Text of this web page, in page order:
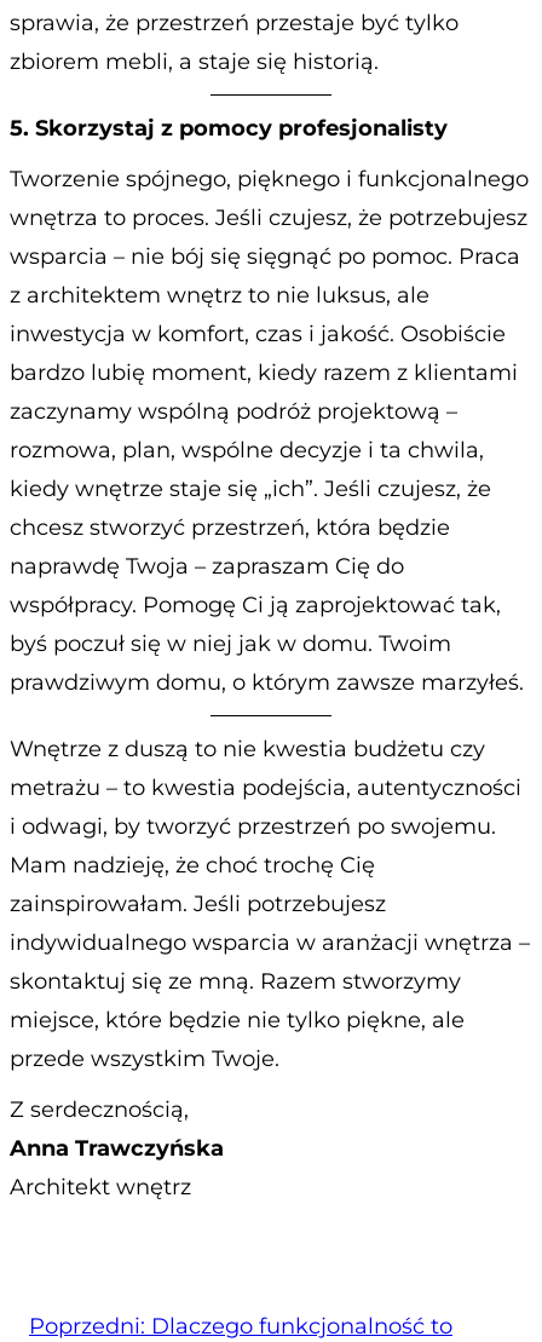
sprawia, że przestrzeń przestaje być tylko
zbiorem mebli, a staje się historią.
5. Skorzystaj z pomocy profesjonalisty
Tworzenie spójnego, pięknego i funkcjonalnego
wnętrza to proces. Jeśli czujesz, że potrzebujesz
wsparcia – nie bój się sięgnąć po pomoc. Praca
z architektem wnętrz to nie luksus, ale
inwestycja w komfort, czas i jakość. Osobiście
bardzo lubię moment, kiedy razem z klientami
zaczynamy wspólną podróż projektową –
rozmowa, plan, wspólne decyzje i ta chwila,
kiedy wnętrze staje się „ich”. Jeśli czujesz, że
chcesz stworzyć przestrzeń, która będzie
naprawdę Twoja – zapraszam Cię do
współpracy. Pomogę Ci ją zaprojektować tak,
byś poczuł się w niej jak w domu. Twoim
prawdziwym domu, o którym zawsze marzyłeś.
Wnętrze z duszą to nie kwestia budżetu czy
metrażu – to kwestia podejścia, autentyczności
i odwagi, by tworzyć przestrzeń po swojemu.
Mam nadzieję, że choć trochę Cię
zainspirowałam. Jeśli potrzebujesz
indywidualnego wsparcia w aranżacji wnętrza –
skontaktuj się ze mną. Razem stworzymy
miejsce, które będzie nie tylko piękne, ale
przede wszystkim Twoje.
Z serdecznością,
Anna Trawczyńska
Architekt wnętrz
Poprzedni: Dlaczego funkcjonalność to